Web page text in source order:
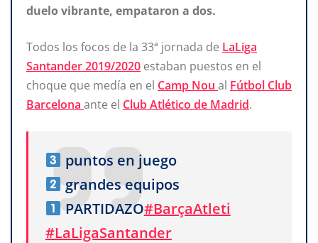
duelo vibrante, empataron a dos.
Todos los focos de la 33ª jornada de LaLiga
Santander 2019/2020 estaban puestos en el
choque que medía en el Camp Nou al Fútbol Club
Barcelona ante el Club Atlético de Madrid.
puntos en juego
grandes equipos
PARTIDAZO#BarçaAtleti
#LaLigaSantander